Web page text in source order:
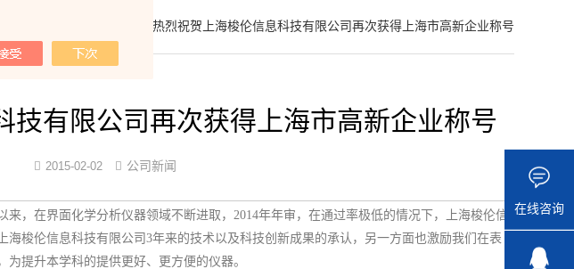
> 热烈祝贺上海梭伦信息科技有限公司再次获得上海市高新企业称号
技有限公司再次获得上海市高新企业称号
2015-02-02 公司新闻
来，在界面化学分析仪器领域不断进取，2014年年审，在通过率极低的情况下，上海梭伦信
梭伦信息科技有限公司3年来的技术以及科技创新成果的承认，另一方面也激励我们在表
提升本学科的提供更好、更方便的仪器。
在线咨询